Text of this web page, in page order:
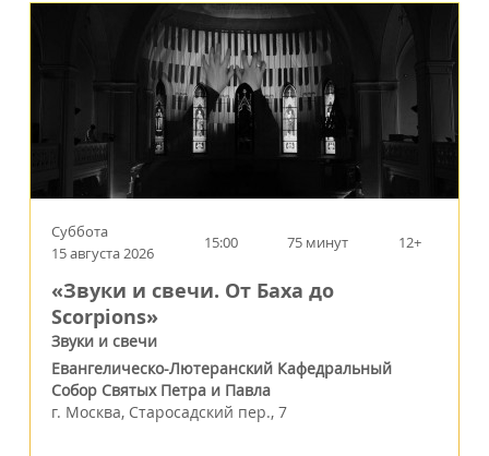
Суббота
15 августа 2026
15:00 75 минут 12+
«Звуки и свечи. От Баха до
Scorpions»
Звуки и свечи
Евангелическо-Лютеранский Кафедральный
Собор Святых Петра и Павла
г. Москва, Старосадский пер., 7